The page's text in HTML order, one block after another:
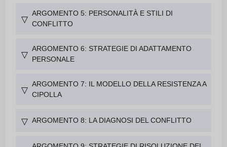
▽
ARGOMENTO 5: PERSONALITÀ E STILI DI
CONFLITTO
▽
ARGOMENTO 6: STRATEGIE DI ADATTAMENTO
PERSONALE
▽
ARGOMENTO 7: IL MODELLO DELLA RESISTENZA A
CIPOLLA
▽ ARGOMENTO 8: LA DIAGNOSI DEL CONFLITTO